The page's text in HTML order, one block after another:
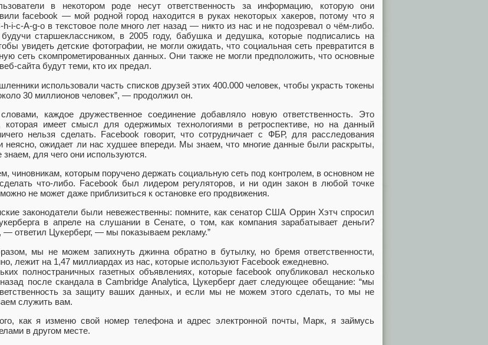
в некотором роде несут ответственность за информацию, которую они
facebook — мой родной город находится в руках некоторых хакеров, потому что я
h-i-c-A-g-o в текстовое поле много лет назад — никто из нас и не подозревал о чём-либо.
старшеклассником, в 2005 году, бабушка и дедушка, которые подписались на
увидеть детские фотографии, не могли ожидать, что социальная сеть превратится в
сеть скомпрометированных данных. Они также не могли предположить, что основные
сайта будут теми, кто их предал.
использовали часть списков друзей этих 400.000 человек, чтобы украсть токены
30 миллионов человек”, — продолжил он.
каждое дружественное соединение добавляло новую ответственность. Это
которая имеет смысл для одержимых технологиями в ретроспективе, но на данный
нельзя сделать. Facebook говорит, что сотрудничает с ФБР, для расследования
неясно, ожидает ли нас худшее впереди. Мы знаем, что многие данные были раскрыты,
знаем, для чего они используются.
чиновникам, которым поручено держать социальную сеть под контролем, в основном не
что-либо. Facebook был лидером регуляторов, и ни один закон в любой точке
не может даже приблизиться к остановке его продвижения.
законодатели были невежественны: помните, как сенатор США Оррин Хэтч спросил
в апреле на слушании в Сенате, о том, как компания зарабатывает деньги?
— ответил Цукерберг, — мы показываем рекламу.”
мы не можем запихнуть джинна обратно в бутылку, но бремя ответственности,
лежит на 1,47 миллиардах из нас, которые используют Facebook ежедневно.
полностраничных газетных объявлениях, которые facebook опубликовал несколько
после скандала в Cambridge Analytica, Цукерберг дает следующее обещание: “мы
за защиту ваших данных, и если мы не можем этого сделать, то мы не
служить вам.
как я изменю свой номер телефона и адрес электронной почты, Марк, я займусь
в другом месте.